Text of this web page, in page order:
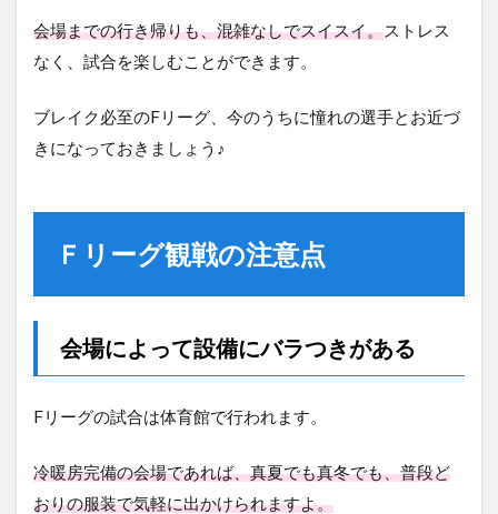
会場までの行き帰りも、混雑なしでスイスイ。ストレス
なく、試合を楽しむことができます。
ブレイク必至のFリーグ、今のうちに憧れの選手とお近づ
きになっておきましょう♪
Ｆリーグ観戦の注意点
会場によって設備にバラつきがある
Fリーグの試合は体育館で行われます。
冷暖房完備の会場であれば、真夏でも真冬でも、普段ど
おりの服装で気軽に出かけられますよ。